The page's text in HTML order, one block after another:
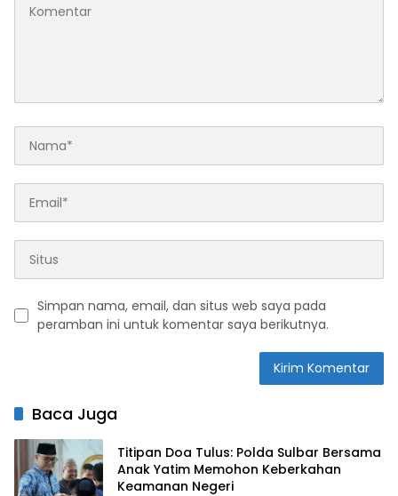
Simpan nama, email, dan situs web saya pada
peramban ini untuk komentar saya berikutnya.
Baca Juga
Titipan Doa Tulus: Polda Sulbar Bersama
Anak Yatim Memohon Keberkahan
Keamanan Negeri